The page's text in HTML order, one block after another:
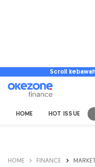
Scroll
HOME HOT ISSUE
HOME FINANCE